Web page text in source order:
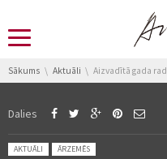
You are here:
Sākums Aktuāli Aizvadītā gada radošākās reklāmas kampaņas
Dalies
Posted in:
AKTUĀLI ĀRZEMĒS